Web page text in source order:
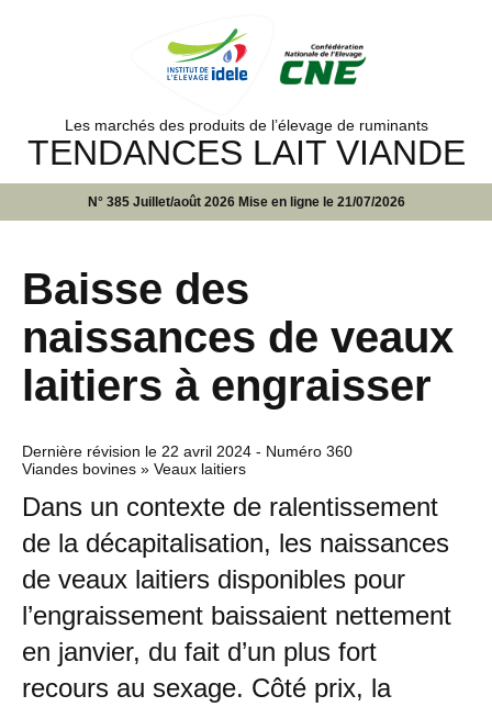
Les marchés des produits de l’élevage de ruminants
TENDANCES LAIT VIANDE
N° 385 Juillet/août 2026 Mise en ligne le 21/07/2026
Baisse des
naissances de veaux
laitiers à engraisser
Dernière révision le 22 avril 2024 - Numéro 360
Viandes bovines » Veaux laitiers
Dans un contexte de ralentissement
de la décapitalisation, les naissances
de veaux laitiers disponibles pour
l’engraissement baissaient nettement
en janvier, du fait d’un plus fort
recours au sexage. Côté prix, la